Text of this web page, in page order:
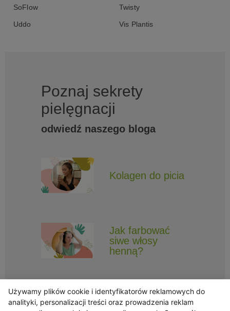
SoFlow Twisty
Uddo Vis Plantis
Poznaj sekrety
pielęgnacji
odwiedź naszego bloga
Kolagen do picia
Jak farbować
siwe włosy
henną?
Używamy plików cookie i identyfikatorów reklamowych do
analityki, personalizacji treści oraz prowadzenia reklam